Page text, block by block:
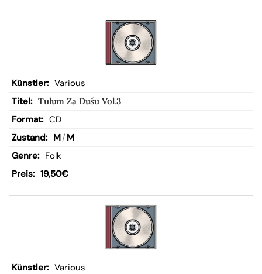
kor
b
Various
Tulum Za Dušu Vol.3
CD
M/ M
Folk
19,50€
Various